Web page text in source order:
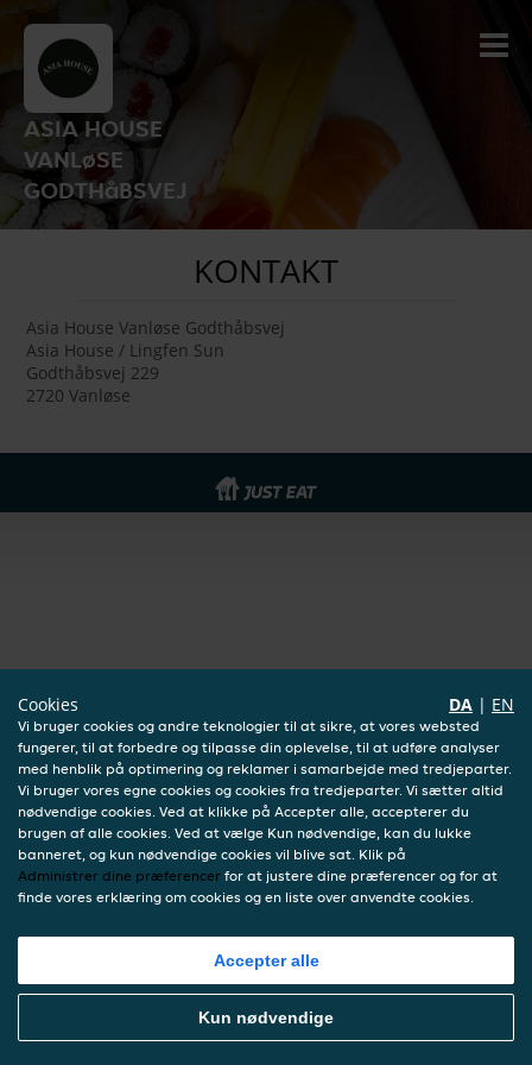
ASIA HOUSE
VANLøSE
GODTHåBSVEJ
KONTAKT
Asia House Vanløse Godthåbsvej
Asia House / Lingfen Sun
Godthåbsvej 229
2720 Vanløse
Cookies DA | EN
Vi bruger cookies og andre teknologier til at sikre, at vores websted
fungerer, til at forbedre og tilpasse din oplevelse, til at udføre analyser
med henblik på optimering og reklamer i samarbejde med tredjeparter.
Vi bruger vores egne cookies og cookies fra tredjeparter. Vi sætter altid
nødvendige cookies. Ved at klikke på Accepter alle, accepterer du
brugen af alle cookies. Ved at vælge Kun nødvendige, kan du lukke
banneret, og kun nødvendige cookies vil blive sat. Klik på
Administrer dine præferencer for at justere dine præferencer og for at
finde vores erklæring om cookies og en liste over anvendte cookies.
Accepter alle
Kun nødvendige